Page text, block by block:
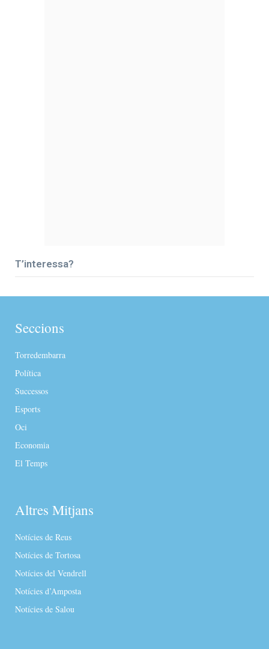
T’interessa?
Seccions
Torredembarra
Política
Successos
Esports
Oci
Economia
El Temps
Altres Mitjans
Notícies de Reus
Notícies de Tortosa
Notícies del Vendrell
Notícies d’Amposta
Notícies de Salou